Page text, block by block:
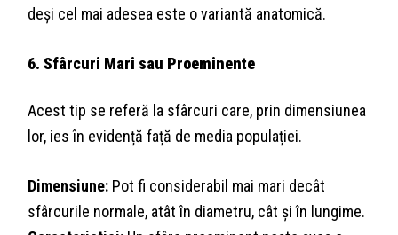
deși cel mai adesea este o variantă anatomică.
6. Sfârcuri Mari sau Proeminente
Acest tip se referă la sfârcuri care, prin dimensiunea
lor, ies în evidență față de media populației.
Dimensiune: Pot fi considerabil mai mari decât
sfârcurile normale, atât în diametru, cât și în lungime.